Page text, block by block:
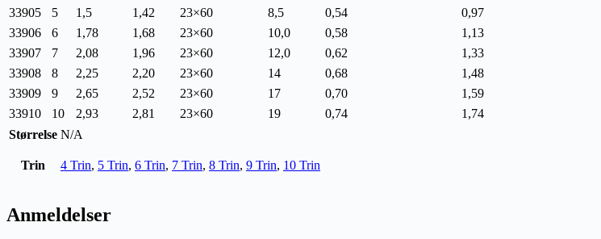
33905
5 1,5 1,42 23×60 8,5 0,54
0,97
33906
6 1,78 1,68 23×60 10,0 0,58
1,13
33907
7 2,08 1,96 23×60 12,0 0,62
1,33
33908
8 2,25 2,20 23×60 14 0,68
1,48
33909
9 2,65 2,52 23×60 17 0,70
1,59
33910
10 2,93 2,81 23×60 19 0,74
1,74
Størrelse N/A
Trin 4 Trin, 5 Trin, 6 Trin, 7 Trin, 8 Trin, 9 Trin, 10 Trin
Anmeldelser